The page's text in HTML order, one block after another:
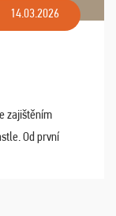
14.03.2026
zajištěním
Od první